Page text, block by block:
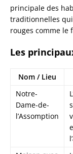
principale des
traditionnelles
rouges comme le
Les
Nom / Lieu
Notre-
Dame-de-
l’Assomption